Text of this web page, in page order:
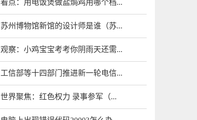
看点：用电饭煲做盐焗鸡用哪个档...
苏州博物馆新馆的设计师是谁（苏...
观察：小鸡宝宝考考你阴雨天还需...
工信部等十四部门推进新一轮电信...
世界聚焦：红色权力 录事参军（...